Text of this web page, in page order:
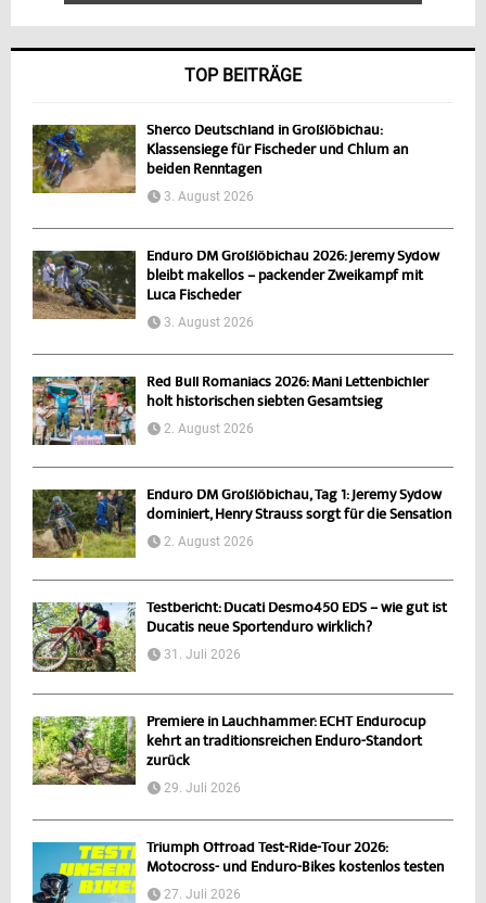
TOP BEITRÄGE
Sherco Deutschland in Großlöbichau:
Klassensiege für Fischeder und Chlum an
beiden Renntagen
3. August 2026
Enduro DM Großlöbichau 2026: Jeremy Sydow
bleibt makellos – packender Zweikampf mit
Luca Fischeder
3. August 2026
Red Bull Romaniacs 2026: Mani Lettenbichler
holt historischen siebten Gesamtsieg
2. August 2026
Enduro DM Großlöbichau, Tag 1: Jeremy Sydow
dominiert, Henry Strauss sorgt für die Sensation
2. August 2026
Testbericht: Ducati Desmo450 EDS – wie gut ist
Ducatis neue Sportenduro wirklich?
31. Juli 2026
Premiere in Lauchhammer: ECHT Endurocup
kehrt an traditionsreichen Enduro-Standort
zurück
29. Juli 2026
Triumph Offroad Test-Ride-Tour 2026:
Motocross- und Enduro-Bikes kostenlos testen
27. Juli 2026